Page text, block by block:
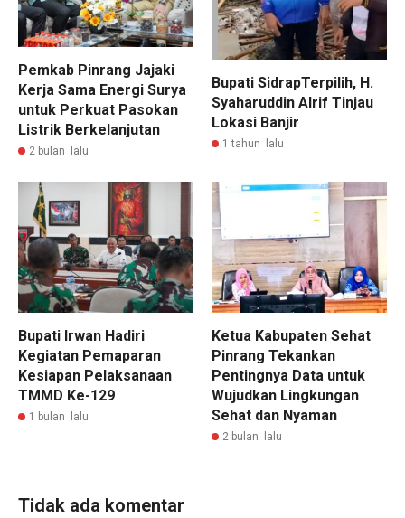
Pemkab Pinrang Jajaki
Kerja Sama Energi Surya
untuk Perkuat Pasokan
Listrik Berkelanjutan
2 bulan lalu
Bupati SidrapTerpilih, H.
Syaharuddin Alrif Tinjau
Lokasi Banjir
1 tahun lalu
Bupati Irwan Hadiri
Kegiatan Pemaparan
Kesiapan Pelaksanaan
TMMD Ke-129
1 bulan lalu
Ketua Kabupaten Sehat
Pinrang Tekankan
Pentingnya Data untuk
Wujudkan Lingkungan
Sehat dan Nyaman
2 bulan lalu
Tidak ada komentar